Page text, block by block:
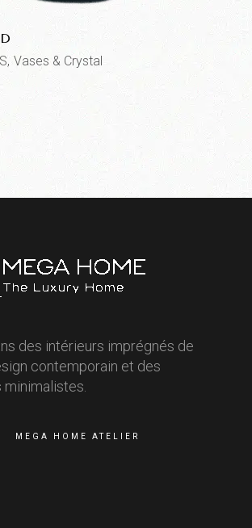
Vases & Crystal
des intérieurs imprégnés de
contemporain et des
MEGA HOME ATELIER